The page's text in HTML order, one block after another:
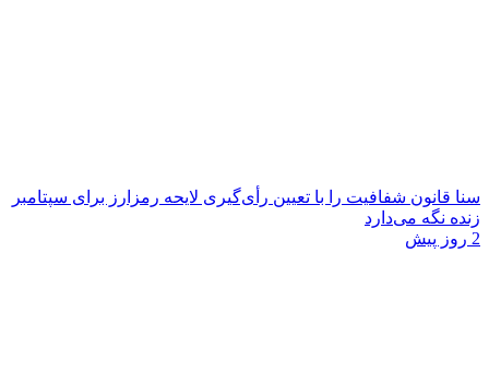
سنا قانون شفافیت را با تعیین رأی‌گیری لایحه رمزارز برای سپتامبر
زنده نگه می‌دارد
2 روز پیش